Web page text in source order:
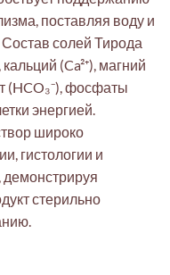
поставляя воду и
солей Тирода
(Ca²⁺), магний
(HCO₃⁻), фосфаты
энергией.
широко
гистологии и
стерильно